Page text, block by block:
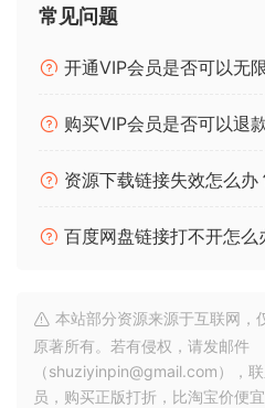
常见问题
开通VIP会员是否可以无
购买VIP会员是否可以退
资源下载链接失效怎么办
百度网盘链接打不开怎么
本站部分资源来源于互联网，
原著所有。若有侵权，请发邮件
（shuziyinpin@gmail.com），
员，购买正版打折，比淘宝价便